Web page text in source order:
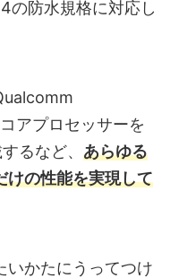
の防水規格に対応し
アプロセッサーを
るなど、 あらゆる
けの性能を実現して
かたにうってつけ